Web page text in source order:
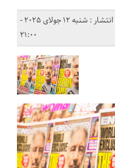
تاریخ انتشار : شنبه 12 جولای 2025 -
21:00